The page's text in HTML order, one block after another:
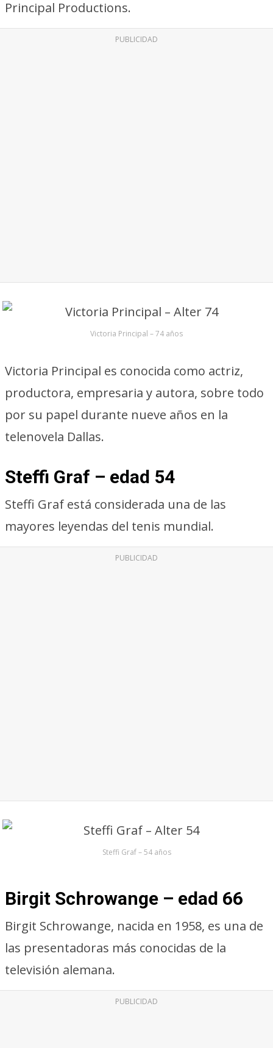
Principal Productions.
PUBLICIDAD
Victoria Principal – 74 años
Victoria Principal es conocida como actriz,
productora, empresaria y autora, sobre todo
por su papel durante nueve años en la
telenovela Dallas.
Steffi Graf – edad 54
Steffi Graf está considerada una de las
mayores leyendas del tenis mundial.
PUBLICIDAD
Steffi Graf – 54 años
Birgit Schrowange – edad 66
Birgit Schrowange, nacida en 1958, es una de
las presentadoras más conocidas de la
televisión alemana.
PUBLICIDAD